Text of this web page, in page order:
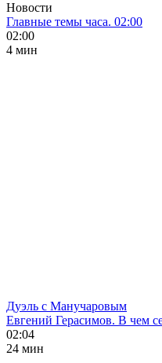
Новости
Главные темы часа. 02:00
02:00
4 мин
Дуэль с Манучаровым
Евгений Герасимов. В чем
02:04
24 мин